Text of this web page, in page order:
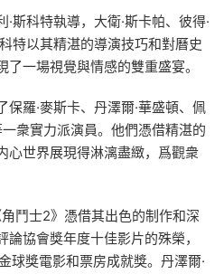
·斯科特執導，大衛·斯卡帕、彼得·
特以其精湛的導演技巧和對曆史
一場視覺與情感的雙重盛宴。
保羅·麥斯卡、丹澤爾·華盛頓、佩
衆實力派演員。他們憑借精湛的
心世界展現得淋漓盡緻，爲觀衆
鬥士2》憑借其出色的制作和深
協會獎年度十佳影片的殊榮，
球獎電影和票房成就獎。丹澤爾·